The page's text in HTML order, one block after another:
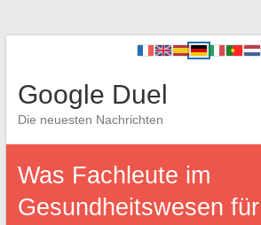
Google Duel
Die neuesten Nachrichten
Was Fachleute im
Gesundheitswesen